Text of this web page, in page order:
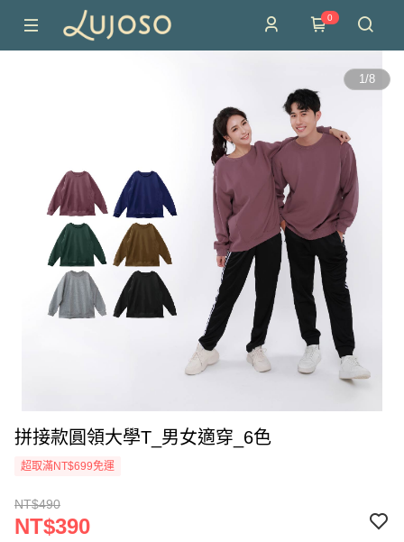
0
1/8
拼接款圓領大學T_男女適穿_6色
超取滿NT$699免運
NT$490
NT$390